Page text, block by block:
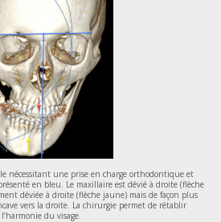
nécessitant une prise en charge orthodontique et
en bleu. Le maxillaire est dévié à droite (flèche
déviée à droite (flèche jaune) mais de façon plus
vers la droite. La chirurgie permet de rétablir
l’harmonie du visage.